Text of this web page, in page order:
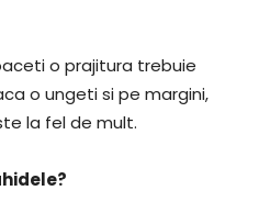
o prajitura trebuie
o ungeti si pe margini,
la fel de mult.